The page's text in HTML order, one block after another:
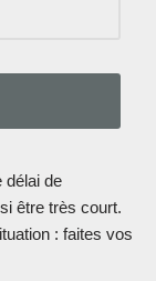
délai de
être très court.
: faites vos